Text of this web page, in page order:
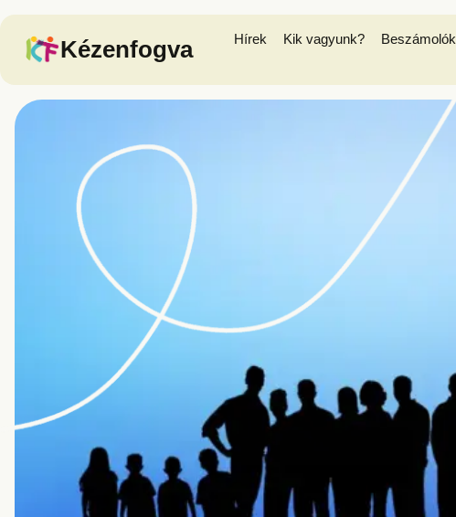
Kézenfogva Hírek Kik vagyunk? Beszámolók